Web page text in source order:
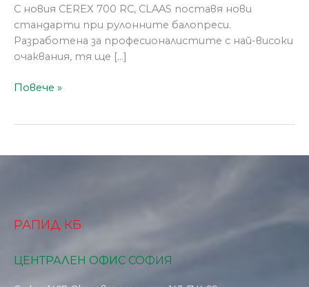
С новия CEREX 700 RC, CLAAS поставя нови
стандарти при рулонните балопреси.
Разработена за професионалистите с най-високи
очаквания, тя ще […]
Повече »
РАПИД КБ
ЦЕНТРАЛЕН ОФИС СОФИЯ